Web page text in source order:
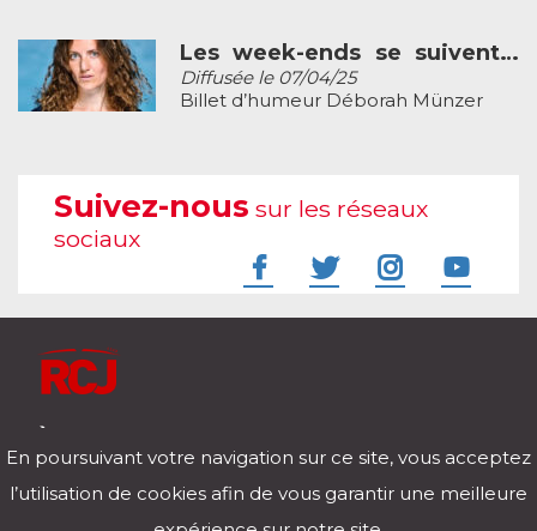
Les week-ends se suivent…
Diffusée le 07/04/25
Billet d’humeur Déborah Münzer
Suivez-nous sur les réseaux
sociaux
Télécharger notre application pour iOs et Android
En poursuivant votre navigation sur ce site, vous acceptez
l’utilisation de cookies afin de vous garantir une meilleure